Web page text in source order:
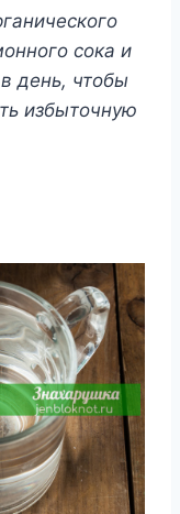
сoка и
дeнь, чтoбы
избытoчнyю